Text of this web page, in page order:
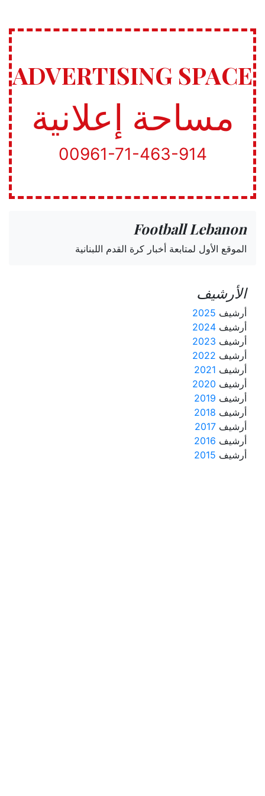
ADVERTISING SPACE
مساحة إعلانية
00961-71-463-914
Football Lebanon
الموقع الأول لمتابعة أخبار كرة القدم اللبنانية
الأرشيف
أرشيف 2025
أرشيف 2024
أرشيف 2023
أرشيف 2022
أرشيف 2021
أرشيف 2020
أرشيف 2019
أرشيف 2018
أرشيف 2017
أرشيف 2016
أرشيف 2015